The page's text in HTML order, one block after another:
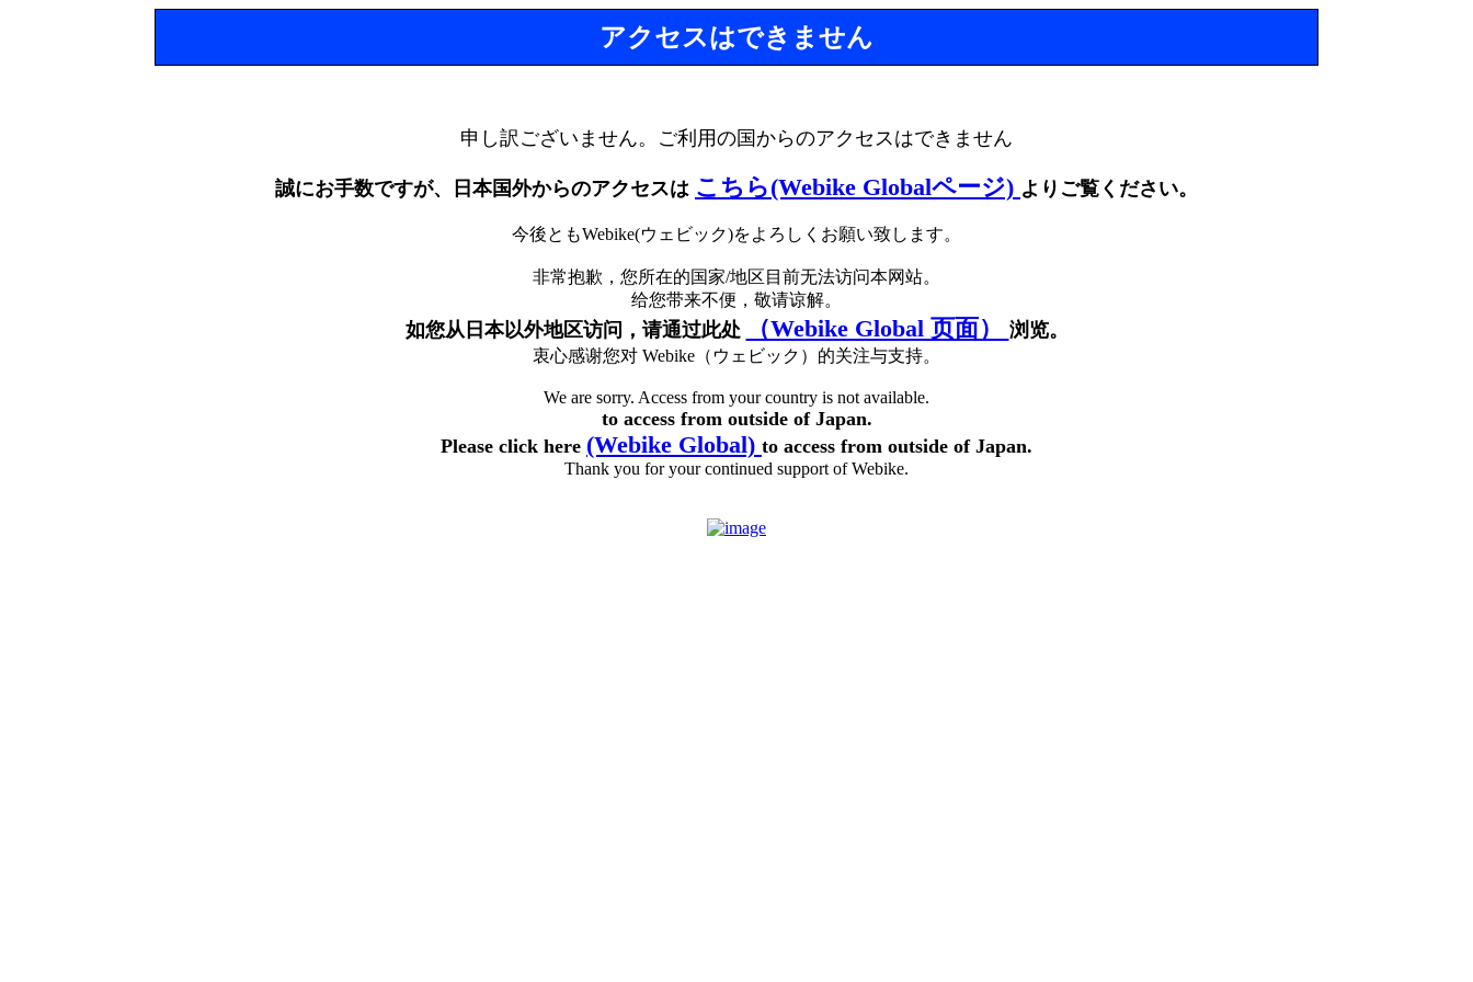
アクセスはできません
申し訳ございません。ご利用の国からのアクセスはできません
誠にお手数ですが、日本国外からのアクセスは こちら(Webike Globalページ) よりご覧ください。
今後ともWebike(ウェビック)をよろしくお願い致します。
非常抱歉，您所在的国家/地区目前无法访问本网站。
给您带来不便，敬请谅解。
如您从日本以外地区访问，请通过此处 （Webike Global 页面） 浏览。
衷心感谢您对 Webike（ウェビック）的关注与支持。
We are sorry. Access from your country is not available.
to access from outside of Japan.
Please click here (Webike Global) to access from outside of Japan.
Thank you for your continued support of Webike.